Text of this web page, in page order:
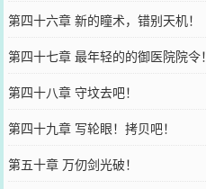
第四十六章 新的瞳术，错别天机！
第四十七章 最年轻的的御医院院令！
第四十八章 守坟去吧！
第四十九章 写轮眼！拷贝吧！
第五十章 万仞剑光破！